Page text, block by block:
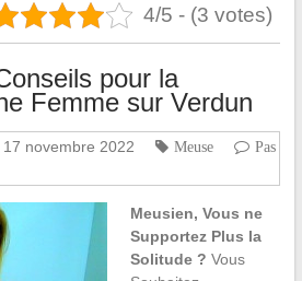
4/5 - (3 votes)
pour la
Femme sur Verdun
17 novembre 2022 Meuse
Pas
Meusien, Vous ne
Supportez Plus la
Solitude ? Vous